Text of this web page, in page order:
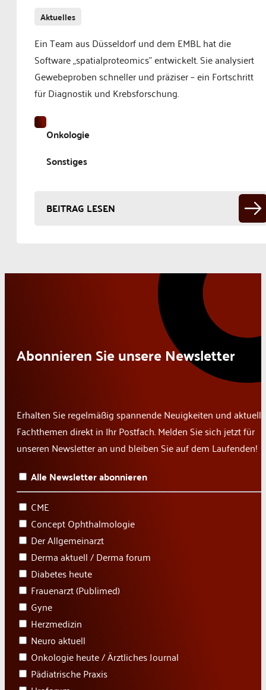
Aktuelles
Ein Team aus Düsseldorf und dem EMBL hat die
Software „spatialproteomics" entwickelt. Sie analysiert
Gewebeproben schneller und präziser – ein Fortschritt
für Diagnostik und Krebsforschung.
Onkologie
Sonstiges
BEITRAG LESEN
Abonnieren Sie unsere Newsletter
Erhalten Sie regelmäßig spannende Neuigkeiten und aktuelle
Fachthemen direkt in Ihr Postfach. Melden Sie sich jetzt für
unseren Newsletter an und bleiben Sie auf dem Laufenden!
Alle Newsletter abonnieren
CME
Concept Ophthalmologie
Der Allgemeinarzt
Derma aktuell / Derma forum
Diabetes heute
Frauenarzt (Publimed)
Gyne
Herzmedizin
Neuro aktuell
Onkologie heute / Ärztliches Journal
Pädiatrische Praxis